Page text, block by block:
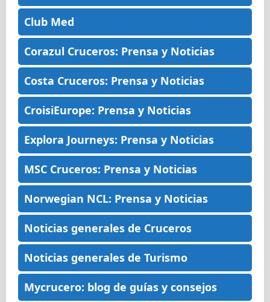
Club Med
Corazul Cruceros: Prensa y Noticias
Costa Cruceros: Prensa y Noticias
CroisiEurope: Prensa y Noticias
Explora Journeys: Prensa y Noticias
MSC Cruceros: Prensa y Noticias
Norwegian NCL: Prensa y Noticias
Noticias generales de Cruceros
Noticias generales de Turismo
Mycrucero: blog de guías y consejos